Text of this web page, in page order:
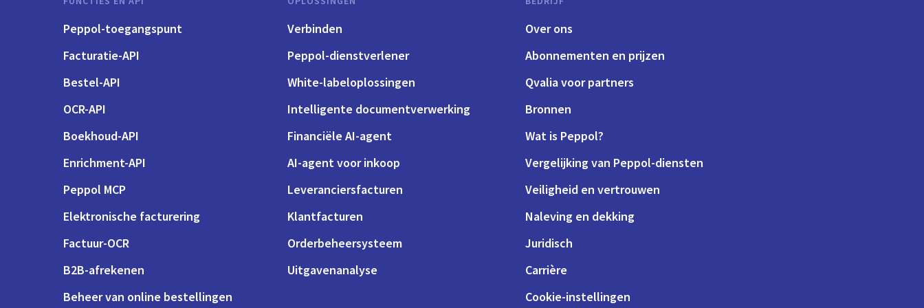
Peppol-toegangspunt
Facturatie-API
Bestel-API
OCR-API
Boekhoud-API
Enrichment-API
Peppol MCP
Elektronische facturering
Factuur-OCR
B2B-afrekenen
Beheer van online bestellingen
Verbinden
Peppol-dienstverlener
White-labeloplossingen
Intelligente documentverwerking
Financiële AI-agent
AI-agent voor inkoop
Leveranciersfacturen
Klantfacturen
Orderbeheersysteem
Uitgavenanalyse
Over ons
Abonnementen en prijzen
Qvalia voor partners
Bronnen
Wat is Peppol?
Vergelijking van Peppol-diensten
Veiligheid en vertrouwen
Naleving en dekking
Juridisch
Carrière
Cookie-instellingen